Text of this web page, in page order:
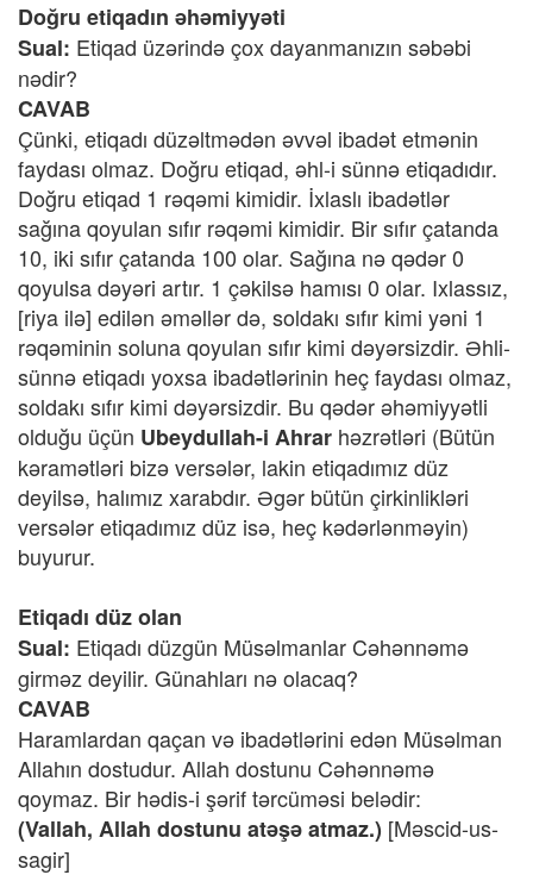
Doğru etiqadın əhəmiyyəti
Sual: Etiqad üzərində çox dayanmanızın səbəbi
nədir?
CAVAB
Çünki, etiqadı düzəltmədən əvvəl ibadət etmənin
faydası olmaz. Doğru etiqad, əhl-i sünnə etiqadıdır.
Doğru etiqad 1 rəqəmi kimidir. İxlaslı ibadətlər
sağına qoyulan sıfır rəqəmi kimidir. Bir sıfır çatanda
10, iki sıfır çatanda 100 olar. Sağına nə qədər 0
qoyulsa dəyəri artır. 1 çəkilsə hamısı 0 olar. Ixlassız,
[riya ilə] edilən əməllər də, soldakı sıfır kimi yəni 1
rəqəminin soluna qoyulan sıfır kimi dəyərsizdir. Əhli-
sünnə etiqadı yoxsa ibadətlərinin heç faydası olmaz,
soldakı sıfır kimi dəyərsizdir. Bu qədər əhəmiyyətli
olduğu üçün Ubeydullah-i Ahrar həzrətləri (Bütün
kəramətləri bizə versələr, lakin etiqadımız düz
deyilsə, halımız xarabdır. Əgər bütün çirkinlikləri
versələr etiqadımız düz isə, heç kədərlənməyin)
buyurur.
Etiqadı düz olan
Sual: Etiqadı düzgün Müsəlmanlar Cəhənnəmə
girməz deyilir. Günahları nə olacaq?
CAVAB
Haramlardan qaçan və ibadətlərini edən Müsəlman
Allahın dostudur. Allah dostunu Cəhənnəmə
qoymaz. Bir hədis-i şərif tərcüməsi belədir:
(Vallah, Allah dostunu atəşə atmaz.) [Məscid-us-
sagir]